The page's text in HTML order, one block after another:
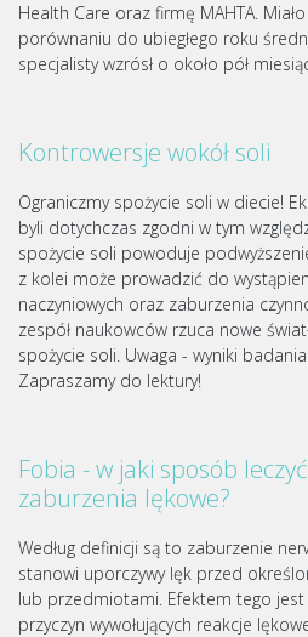
Health Care oraz firmę MAHTA.
porównaniu do ubiegłego roku
specjalisty wzrósł o około pół
Kontrowersje wokół soli
Ograniczmy spożycie soli w diecie!
byli dotychczas zgodni w tym
spożycie soli powoduje
z kolei może prowadzić do
naczyniowych oraz zaburzenia
zespół naukowców rzuca nowe
spożycie soli. Uwaga - wyniki
Zapraszamy do lektury!
Fobia - w jaki sposób
zaburzenia lękowe?
Według definicji są to zaburzenie
stanowi uporczywy lęk przed
lub przedmiotami. Efektem tego jest
przyczyn wywołujących reakcje